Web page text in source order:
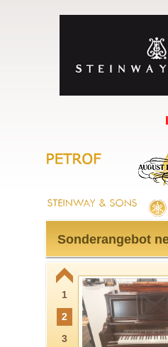
Sonderangebot
1
2
3